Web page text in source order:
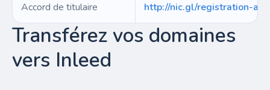
Accord de titulaire http://nic.gl/registration-
Transférez vos domaines
vers Inleed